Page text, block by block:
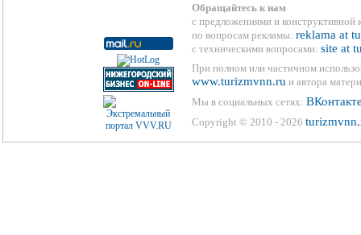
Обращайтесь к нам
с предложениями и конструктивной
по вопросам рекламы: reklama at
с техническими вопросами: site at
При полном или частичном
www.turizmvnn.ru и автора
Мы в социальных сетях:
Copyright © 2010 - 2026